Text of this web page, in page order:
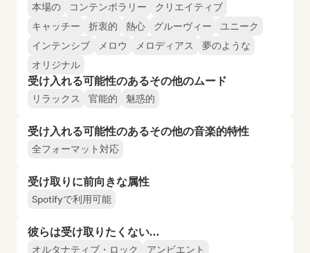
本場の コンテンポラリー
クリエイティブ
キャッチー
折衷的 熱心 グルーヴィー
ユニーク
インテンシブ
メロウ メロディアス
夢のような
オリジナル
受け入れる可能性のあるその他のムード
リラックス 官能的 魅惑的
受け入れる可能性のあるその他の音楽的特性
全フォーマット対応
受け取りに前向きな属性
Spotifyで利用可能
彼らは受け取りたくない…
オルタナティブ・ロック アンビエント